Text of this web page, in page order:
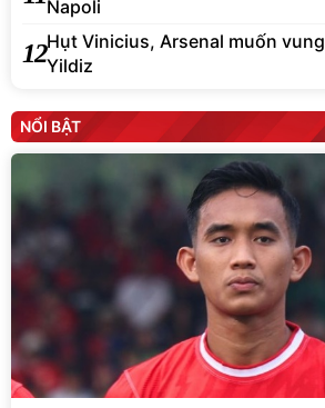
Napoli
12Hụt Vinicius, Arsenal muốn
Yildiz
NỔI BẬT